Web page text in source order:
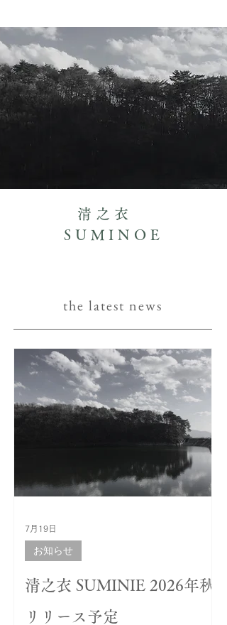
清之衣
SUMINOE
the latest news
清之衣 SUMINIE 2026年秋
リリース予定
お知らせ
7月19日